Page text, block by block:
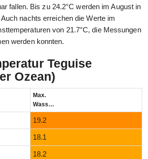
fallen. Bis zu 24.2°C werden im August in
nachts erreichen die Werte im
von 21.7°C, die Messungen
werden konnten.
Teguise
Ozean)
Max.
Wassertemperatur (°C)
19.2
18.1
18.2